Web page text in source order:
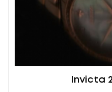
Invicta